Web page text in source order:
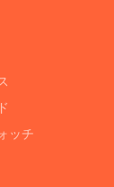
ッチ